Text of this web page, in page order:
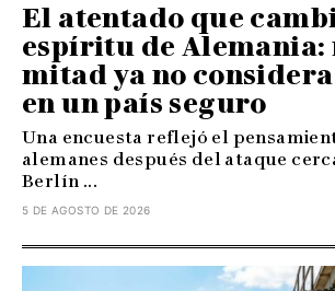
El atentado que
espíritu de Alemania:
mitad ya no
en un país seguro
Una encuesta reflejó el
alemanes después del ataque
Berlín ...
5 DE AGOSTO DE 2026